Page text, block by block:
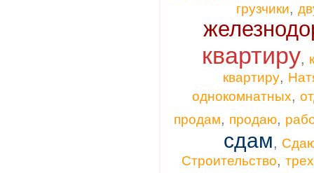
грузчики,
квартиру,
квартиру,
однокомнатных,
продам, продаю,
сдам,
Строительство,